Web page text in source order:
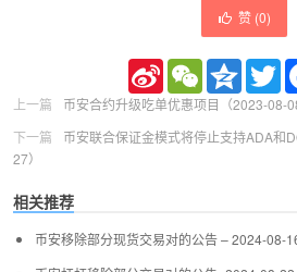
赞 (0)
Sina
Weibo
WeChatQzone
上一篇
币安合约升级吃单优惠项目（2023-08-
下一篇
币安联合保证金模式将停止支持ADA和
27）
相关推荐
币安移除部分现货交易对的公告 – 2024-08-